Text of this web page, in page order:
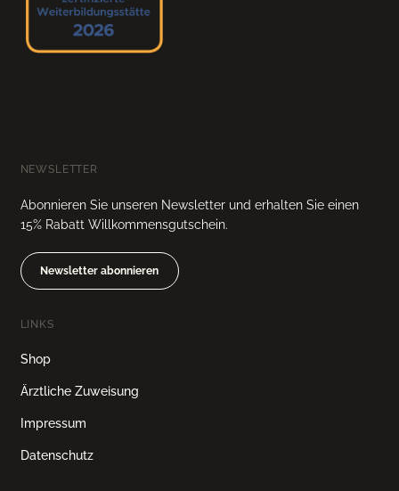
NEWSLETTER
Abonnieren Sie unseren Newsletter und erhalten Sie einen
15% Rabatt Willkommensgutschein.
Newsletter abonnieren
LINKS
Shop
Ärztliche Zuweisung
Impressum
Datenschutz